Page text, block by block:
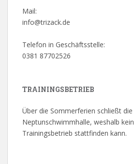
Mail:
info@trizack.de
Telefon in Geschäftsstelle:
0381 87702526
TRAININGSBETRIEB
Über die Sommerferien schließt die
Neptunschwimmhalle, weshalb
Trainingsbetrieb stattfinden kann.